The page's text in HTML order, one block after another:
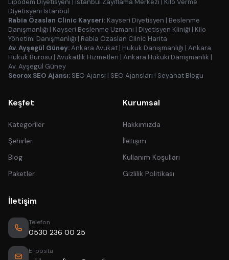
Lipödem Diyetisyeni | İstanbul Zayıflama Merkezi | Kilo Verme
Diyetisyeni İstanbul
Rabia Özaslan Clinic Kayseri: Kayseri Diyetisyen | Beslenme
Danışmanlığı | Kayseri Beslenme Uzmanı | Diyetisyen Kliniği | Kilo
Yönetimi Danışmanlığı | Rabia Özaslan Clinic Harita
Av. Ayşegül Güney:Ankara Avukat | Hukuk Danışmanlığı | Ankara
Hukuk Bürosu | Avukatlık Hizmetleri | Ankara Hukuki Danışmanlık |
Av. Ayşegül Güney
Seorox SEO Ajansı: SEO Ajansı | SEO Ajansları | Seyahat Blogu
Keşfet
Kategoriler
Şehirler
Blog
Paketler
Kurumsal
Hakkımızda
İletişim
Kullanım Koşulları
Gizlilik Politikası
İletişim
Telefon
0530 236 00 25
E-posta